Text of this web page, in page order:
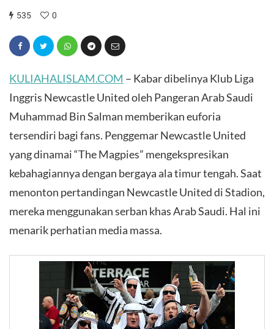
535 0
KULIAHALISLAM.COM – Kabar dibelinya Klub Liga
Inggris Newcastle United oleh Pangeran Arab Saudi
Muhammad Bin Salman memberikan euforia
tersendiri bagi fans. Penggemar Newcastle United
yang dinamai “The Magpies” mengekspresikan
kebahagiannya dengan bergaya ala timur tengah. Saat
menonton pertandingan Newcastle United di Stadion,
mereka menggunakan serban khas Arab Saudi. Hal ini
menarik perhatian media massa.